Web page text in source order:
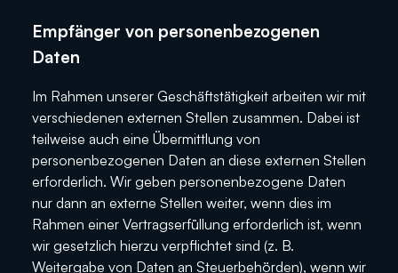
Empfänger von personenbezogenen
Daten
Im Rahmen unserer Geschäftstätigkeit arbeiten wir mit
verschiedenen externen Stellen zusammen. Dabei ist
teilweise auch eine Übermittlung von
personenbezogenen Daten an diese externen Stellen
erforderlich. Wir geben personenbezogene Daten
nur dann an externe Stellen weiter, wenn dies im
Rahmen einer Vertragserfüllung erforderlich ist, wenn
wir gesetzlich hierzu verpflichtet sind (z. B.
Weitergabe von Daten an Steuerbehörden), wenn wir